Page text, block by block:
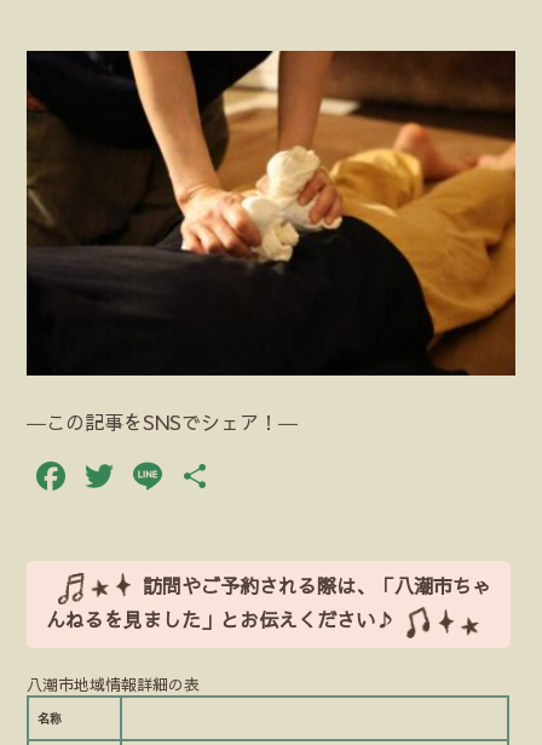
―この記事をSNSでシェア！―
Facebook
Twitter
Line
訪問やご予約される際は、「八潮市ちゃ
んねるを見ました」とお伝えください♪
八潮市地域情報詳細の表
名称